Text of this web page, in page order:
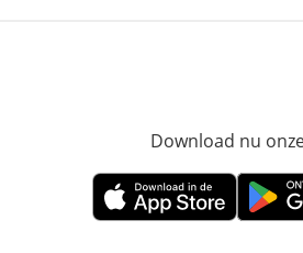
Download nu
Opent in nieuw venster
Opent